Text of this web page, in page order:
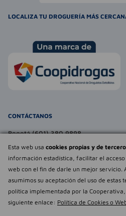
Esta web usa cookies propias y de
información estadística, facilitar el
web con el fin de darle un mejor servicio.
asumimos su aceptación del uso de estas
política implementada por la
siguiente enlace: Política de Cookies o
Déjanos tu
opinión
LOCALIZA TU DROGUERÍA MÁS
CONTÁCTANOS
Bogotá (601) 380 9898
atencionalcliente@farmaexpress.com
TE PUEDE INTERESAR
NOSOTROS
Empowered by